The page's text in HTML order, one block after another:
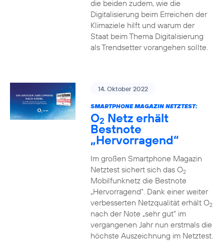
die beiden zudem, wie die
Digitalisierung beim Erreichen der
Klimaziele hilft und warum der
Staat beim Thema Digitalisierung
als Trendsetter vorangehen sollte.
14. Oktober 2022
SMARTPHONE MAGAZIN NETZTEST:
O2 Netz erhält
Bestnote
„Hervorragend“
Im großen Smartphone Magazin
Netztest sichert sich das O2
Mobilfunknetz die Bestnote
„Hervorragend“. Dank einer weiter
verbesserten Netzqualität erhält O2
nach der Note „sehr gut“ im
vergangenen Jahr nun erstmals die
höchste Auszeichnung im Netztest.